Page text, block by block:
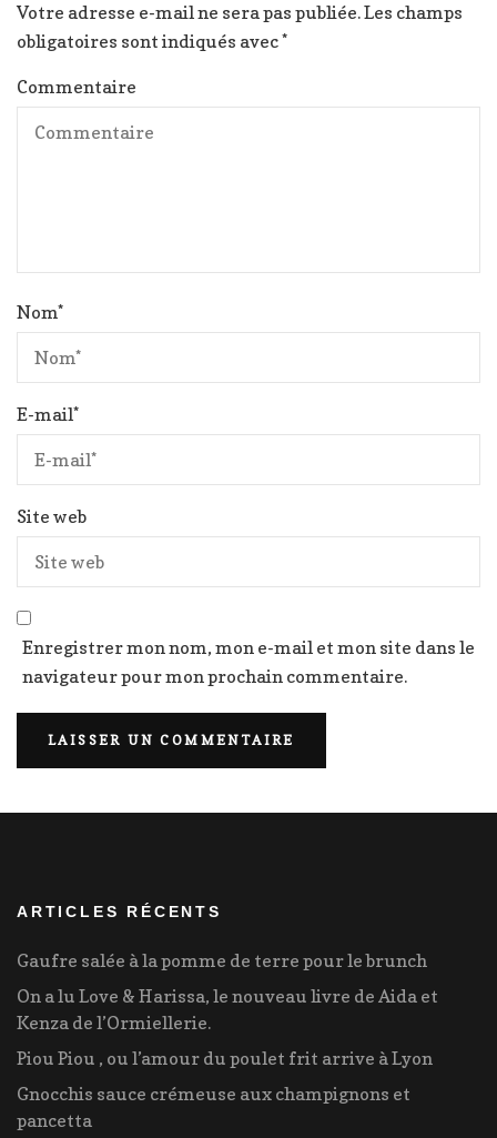
Votre adresse e-mail ne sera pas publiée.Les champs
obligatoires sont indiqués avec*
Commentaire
Nom*
E-mail*
Site web
Enregistrer mon nom, mon e-mail et mon site dans le
navigateur pour mon prochain commentaire.
ARTICLES RÉCENTS
Gaufre salée à la pomme de terre pour le brunch
On a lu Love & Harissa, le nouveau livre de Aida et
Kenza de l’Ormiellerie.
Piou Piou , ou l’amour du poulet frit arrive à Lyon
Gnocchis sauce crémeuse aux champignons et
pancetta